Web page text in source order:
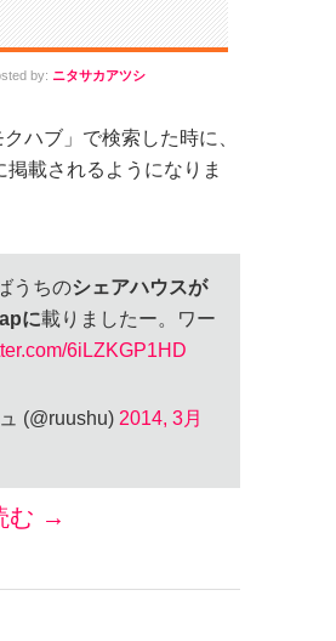
by: ニタサカアツシ
クハブ」で検索した時に、
掲載されるようになりま
うちのシェアハウスが
に載りましたー。ワー
6iLZKGP1HD
(@ruushu) 2014, 3月
む →